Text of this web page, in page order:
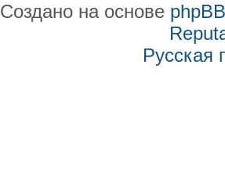
Создано на основе phpBB
Русская